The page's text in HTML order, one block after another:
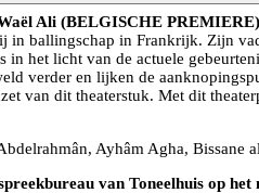
Waël Ali (BELGISCHE
in ballingschap in Frankrijk. Zijn
in het licht van de actuele
verder en lijken de
van dit theaterstuk. Met dit
Ayhâm Agha, Bissane
van Toneelhuis op